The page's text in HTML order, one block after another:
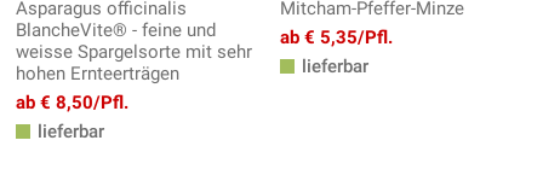
Asparagus officinalis
BlancheVite® - feine und
weisse Spargelsorte mit sehr
hohen Ernteerträgen
ab € 8,50/Pfl.
lieferbar
Mitcham-Pfeffer-Minze
ab € 5,35/Pfl.
lieferbar